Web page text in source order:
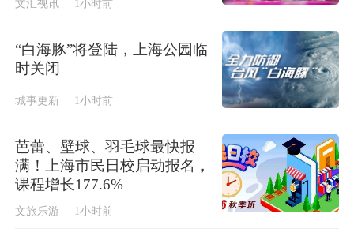
文汇视讯 1小时前
“白海豚”将登陆，上海公园临
时关闭
城事更新 1小时前
芭蕾、壁球、羽毛球最快报
满！上海市民日校启动报名，
课程增长177.6%
文旅乐游 1小时前